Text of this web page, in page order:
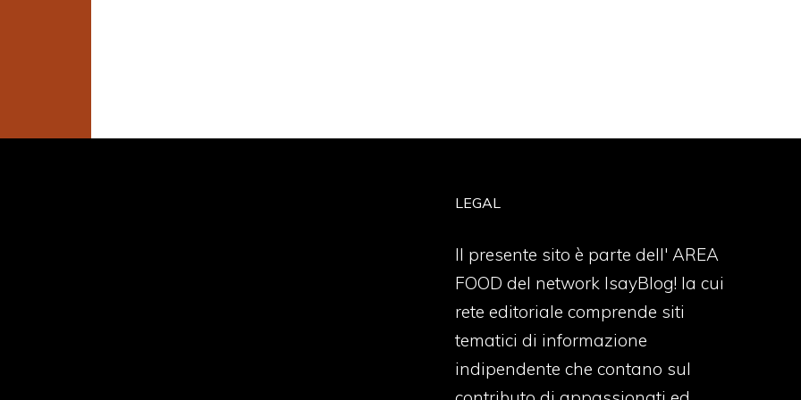
LEGAL
Il presente sito è parte dell' AREA
FOOD del network IsayBlog! la cui
rete editoriale comprende siti
tematici di informazione
indipendente che contano sul